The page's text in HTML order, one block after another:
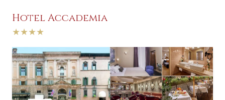
Hotel Accademia
★★★★